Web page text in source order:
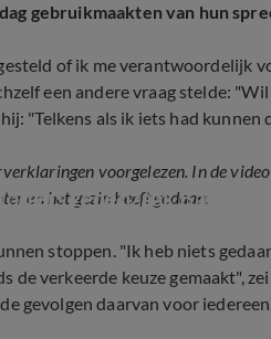
gebruikmaakten van hun
of ik me verantwoordelijk
een andere vraag stelde:
"Telkens als ik iets had kunnen
voorgelezen. In de
en het gezin heeft gedaan:
zedenzaak
stoppen. "Ik heb niets
de verkeerde keuze gemaakt",
gevolgen daarvan voor